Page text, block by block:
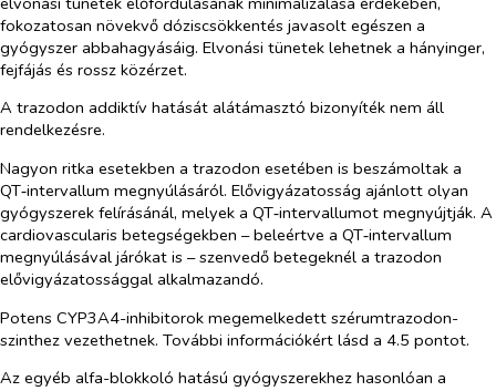
fokozatosan növekvő dóziscsökkentés javasolt egészen a
gyógyszer abbahagyásáig. Elvonási tünetek lehetnek a hányinger,
fejfájás és rossz közérzet.
A trazodon addiktív hatását alátámasztó bizonyíték nem áll
rendelkezésre.
Nagyon ritka esetekben a trazodon esetében is beszámoltak a
QT‑intervallum megnyúlásáról. Elővigyázatosság ajánlott olyan
gyógyszerek felírásánál, melyek a QT‑intervallumot megnyújtják. A
cardiovascularis betegségekben – beleértve a QT‑intervallum
megnyúlásával járókat is – szenvedő betegeknél a trazodon
elővigyázatossággal alkalmazandó.
Potens CYP3A4-inhibitorok megemelkedett szérumtrazodon-
szinthez vezethetnek. További információkért lásd a 4.5 pontot.
Az egyéb alfa-blokkoló hatású gyógyszerekhez hasonlóan a